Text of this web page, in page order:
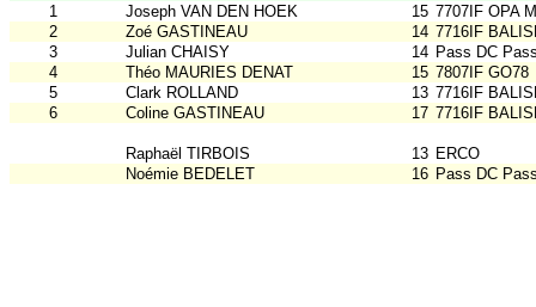
1 Joseph VAN DEN HOEK 15 7707IF OPA
2
Zoé GASTINEAU 14 7716IF
3
Julian CHAISY 14 Pass DC
4
Théo MAURIES DENAT 15 7807IF GO78
5
Clark ROLLAND 13 7716IF
6
Coline GASTINEAU 17 7716IF
Raphaël TIRBOIS 13 ERCO
Noémie BEDELET
16 Pass DC